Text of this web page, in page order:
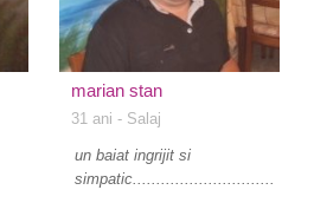
marian stan
31 ani - Salaj
un baiat ingrijit si